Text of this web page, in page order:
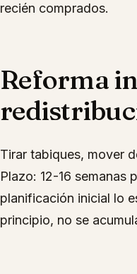
recién comprados.
Reforma
Tirar tabiques, mover
Plazo: 12-16 semanas
planificación inicial lo
principio, no se